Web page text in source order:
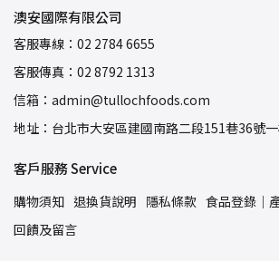
澳安國際有限公司
客服專線：02 2784 6655
客服傳真：02 8792 1313
信箱：admin@tullochfoods.com
地址：台北市大安區建國南路二段151巷36號
客戶服務 Service
購物須知 退換貨說明 隱私條款 食品登錄｜
回饋及留言